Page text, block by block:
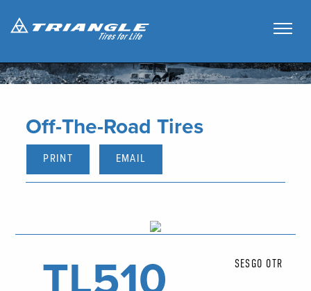
Off-The-Road Tires
PRINT EMAIL
SESGO OTR